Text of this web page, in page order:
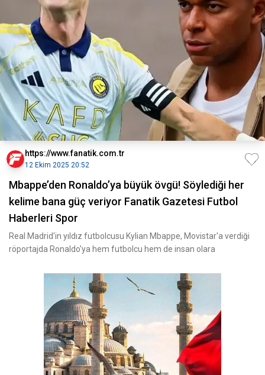
https://www.fanatik.com.tr
12 Ekim 2025 20:52
Mbappe’den Ronaldo’ya büyük övgü! Söylediği her
kelime bana güç veriyor Fanatik Gazetesi Futbol
Haberleri Spor
Real Madrid'in yıldız futbolcusu Kylian Mbappe, Movistar'a verdiği
röportajda Ronaldo'ya hem futbolcu hem de insan olara